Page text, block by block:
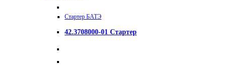
Стартер БАТЭ
42.3708000-01 Стартер